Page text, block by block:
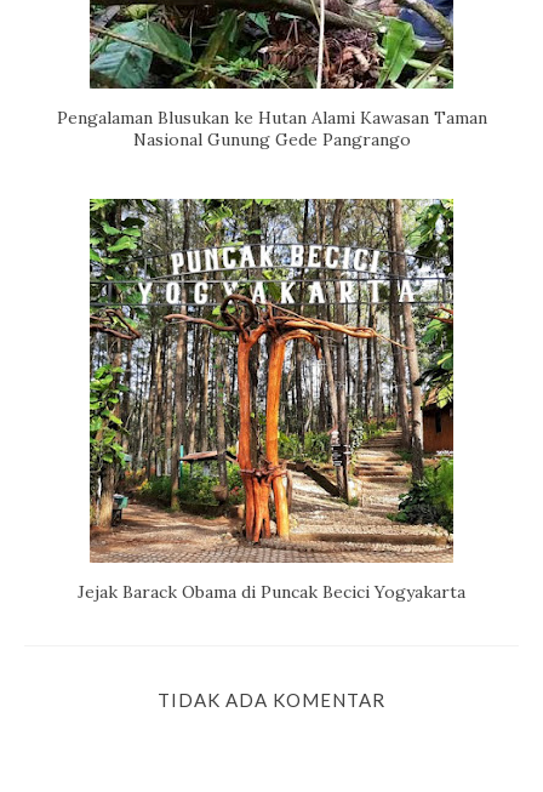
Pengalaman Blusukan ke Hutan Alami Kawasan Taman
Nasional Gunung Gede Pangrango
Jejak Barack Obama di Puncak Becici Yogyakarta
TIDAK ADA KOMENTAR